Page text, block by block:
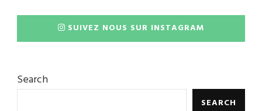
SUIVEZ NOUS SUR INSTAGRAM
Search
SEARCH